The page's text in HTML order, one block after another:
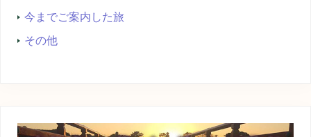
今までご案内した旅
その他